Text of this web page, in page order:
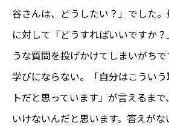
谷さんは、どうしたい？」でした
に対して「どうすればいいですか
うな質問を投げかけてしまいがち
学びにならない。「自分はこうい
トだと思っています」が言えるま
いけないんだと思います。答えがな